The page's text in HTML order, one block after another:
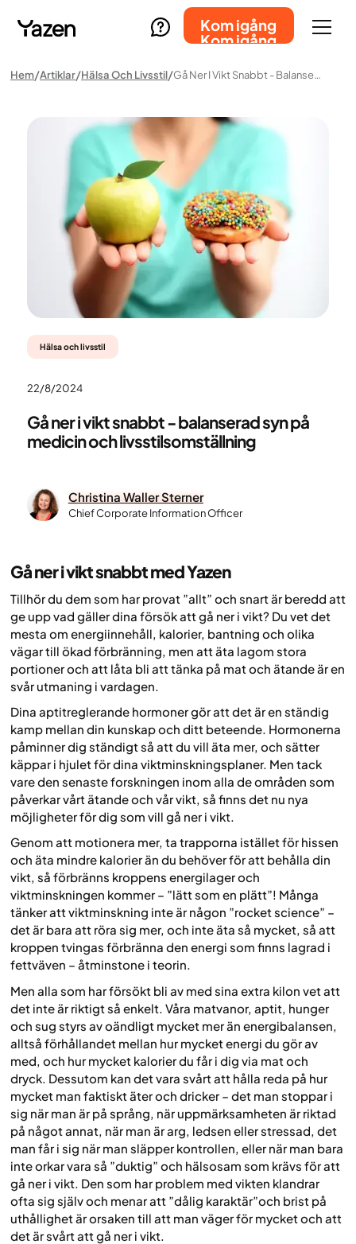
Kom igång
Kom igång
Hem Artiklar Hälsa Och Livsstil Gå Ner I Vikt Snabbt - Balanserad Syn På Medicin Och Livsstilsomställning
Hälsa och livsstil
22/8/2024
Gå ner i vikt snabbt - balanserad syn på
medicin och livsstilsomställning
Christina Waller Sterner
Chief Corporate Information Officer
Gå ner i vikt snabbt med Yazen
Tillhör du dem som har provat ”allt” och snart är beredd att
ge upp vad gäller dina försök att gå ner i vikt? Du vet det
mesta om energiinnehåll, kalorier, bantning och olika
vägar till ökad förbränning, men att äta lagom stora
portioner och att låta bli att tänka på mat och ätande är en
svår utmaning i vardagen.
Dina aptitreglerande hormoner gör att det är en ständig
kamp mellan din kunskap och ditt beteende. Hormonerna
påminner dig ständigt så att du vill äta mer, och sätter
käppar i hjulet för dina viktminskningsplaner. Men tack
vare den senaste forskningen inom alla de områden som
påverkar vårt ätande och vår vikt, så finns det nu nya
möjligheter för dig som vill gå ner i vikt.
Genom att motionera mer, ta trapporna istället för hissen
och äta mindre kalorier än du behöver för att behålla din
vikt, så förbränns kroppens energilager och
viktminskningen kommer – ”lätt som en plätt”! Många
tänker att viktminskning inte är någon ”rocket science” –
det är bara att röra sig mer, och inte äta så mycket, så att
kroppen tvingas förbränna den energi som finns lagrad i
fettväven – åtminstone i teorin.
Men alla som har försökt bli av med sina extra kilon vet att
det inte är riktigt så enkelt. Våra matvanor, aptit, hunger
och sug styrs av oändligt mycket mer än energibalansen,
alltså förhållandet mellan hur mycket energi du gör av
med, och hur mycket kalorier du får i dig via mat och
dryck. Dessutom kan det vara svårt att hålla reda på hur
mycket man faktiskt äter och dricker – det man stoppar i
sig när man är på språng, när uppmärksamheten är riktad
på något annat, när man är arg, ledsen eller stressad, det
man får i sig när man släpper kontrollen, eller när man bara
inte orkar vara så ”duktig” och hälsosam som krävs för att
gå ner i vikt. Den som har problem med vikten klandrar
ofta sig själv och menar att ”dålig karaktär”och brist på
uthållighet är orsaken till att man väger för mycket och att
det är svårt att gå ner i vikt.